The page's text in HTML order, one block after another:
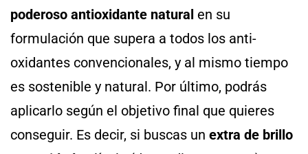
poderoso antioxidante natural en su
formulación que supera a todos los anti-
oxidantes convencionales, y al mismo tiempo
es sostenible y natural. Por último, podrás
aplicarlo según el objetivo final que quieres
conseguir. Es decir, si buscas un extra de brillo